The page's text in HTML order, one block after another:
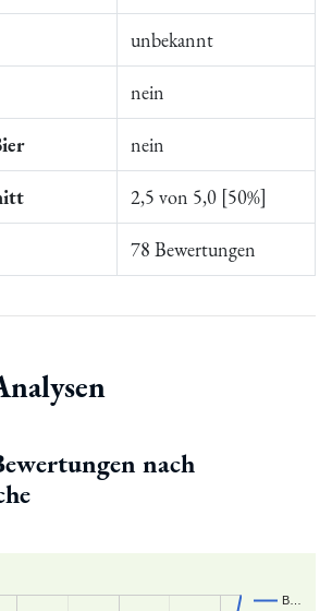
unbekannt
nein
nein
2,5 von 5,0 [50%]
78 Bewertungen
nach
B…